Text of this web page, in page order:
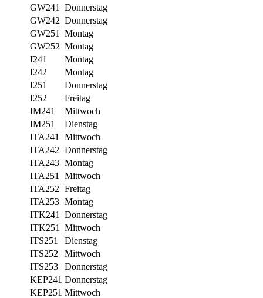
GW241
Donnerstag
GW242 Donnerstag
GW251
Montag
GW252 Montag
I241
Montag
I242
Montag
I251
Donnerstag
I252
Freitag
IM241
Mittwoch
IM251
Dienstag
ITA241
Mittwoch
ITA242 Donnerstag
ITA243 Montag
ITA251
Mittwoch
ITA252 Freitag
ITA253 Montag
ITK241
Donnerstag
ITK251
Mittwoch
ITS251
Dienstag
ITS252
Mittwoch
ITS253
Donnerstag
KEP241 Donnerstag
KEP251 Mittwoch